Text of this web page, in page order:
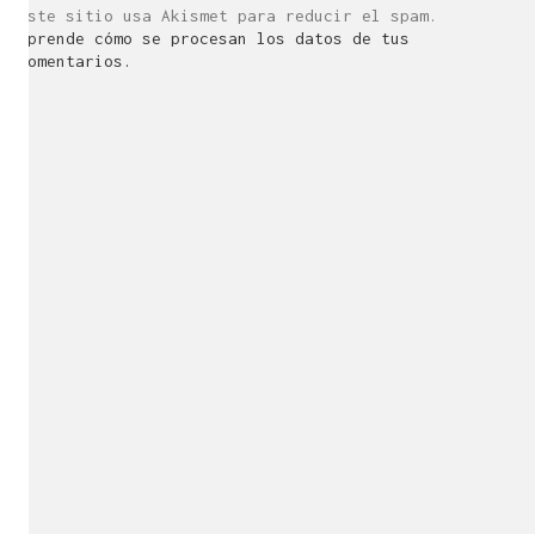
Este sitio usa Akismet para reducir el spam.
Aprende cómo se procesan los datos de tus
comentarios.